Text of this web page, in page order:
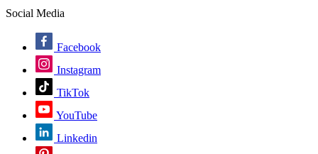
Social Media
Facebook
Instagram
TikTok
YouTube
Linkedin